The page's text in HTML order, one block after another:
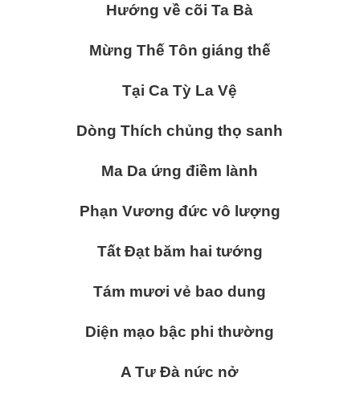
Hướng về cõi Ta Bà
Mừng Thế Tôn giáng thế
Tại Ca Tỳ La Vệ
Dòng Thích chủng thọ sanh
Ma Da ứng điềm lành
Phạn Vương đức vô lượng
Tất Đạt băm hai tướng
Tám mươi vẻ bao dung
Diện mạo bậc phi thường
A Tư Đà nức nở